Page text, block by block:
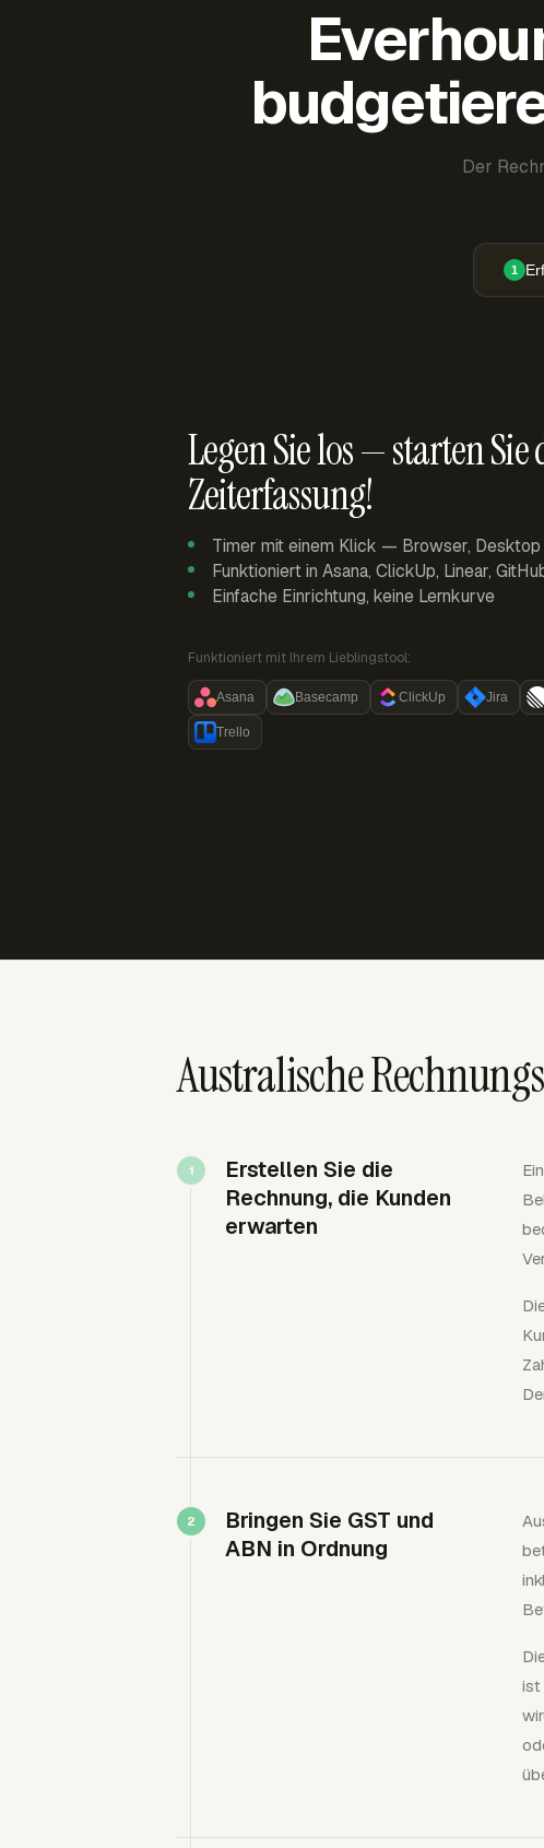
Der
1
Legen Sie los — starten Sie
Zeiterfassung!
Timer mit einem Klick — Browser,
Funktioniert in Asana, ClickUp, Linear,
Einfache Einrichtung, keine Lernkurve
Funktioniert mit Ihrem Lieblingstool:
Asana Basecamp ClickUp Jira
Trello
Australische
Erstellen Sie die
Rechnung, die Kunden
erwarten
Bringen Sie GST und
ABN in Ordnung
ist